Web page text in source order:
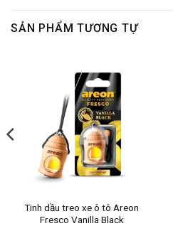
SẢN PHẨM TƯƠNG TỰ
Tinh dầu treo xe ô tô Areon
Fresco Vanilla Black